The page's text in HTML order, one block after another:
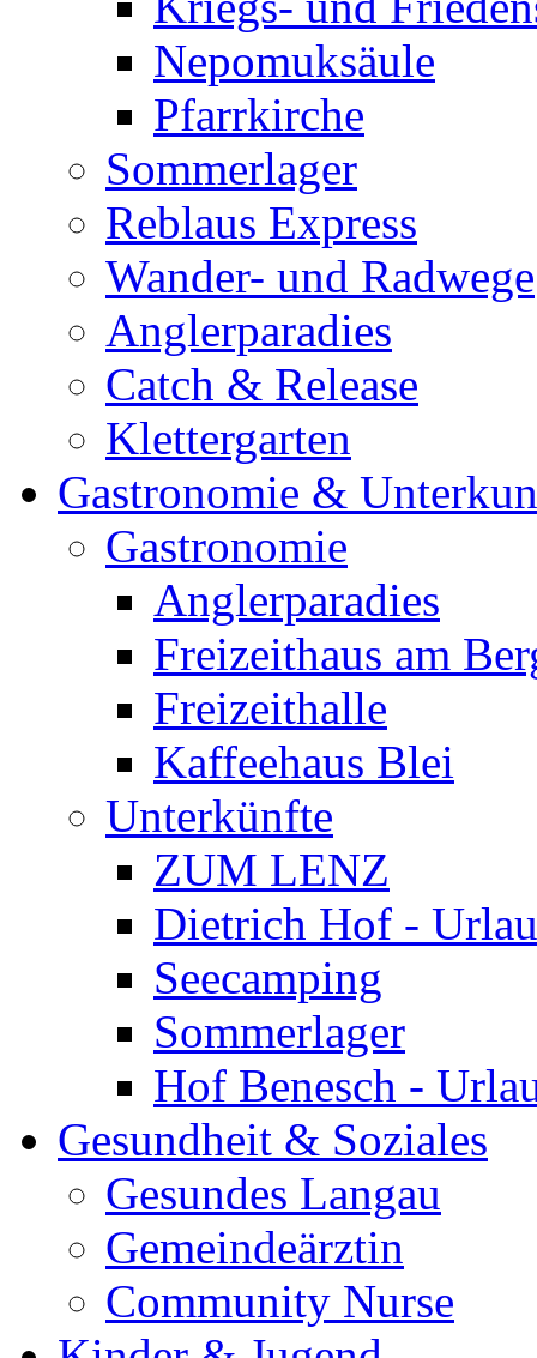
Nepomuksäule
Pfarrkirche
Sommerlager
Reblaus Express
Wander- und Radwege
Anglerparadies
Catch & Release
Klettergarten
Gastronomie &
Gastronomie
Anglerparadies
Freizeithaus am
Freizeithalle
Kaffeehaus Blei
Unterkünfte
ZUM LENZ
Dietrich Hof -
Seecamping
Sommerlager
Hof Benesch -
Gesundheit & Soziales
Gesundes Langau
Gemeindeärztin
Community Nurse